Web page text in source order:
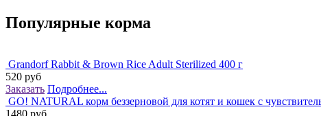
Популярные корма
Grandorf Rabbit & Brown Rice Adult Sterilized 400 г
520 руб
Заказать Подробнее...
GO! NATURAL корм беззерновой для котят и кошек с
1480 руб